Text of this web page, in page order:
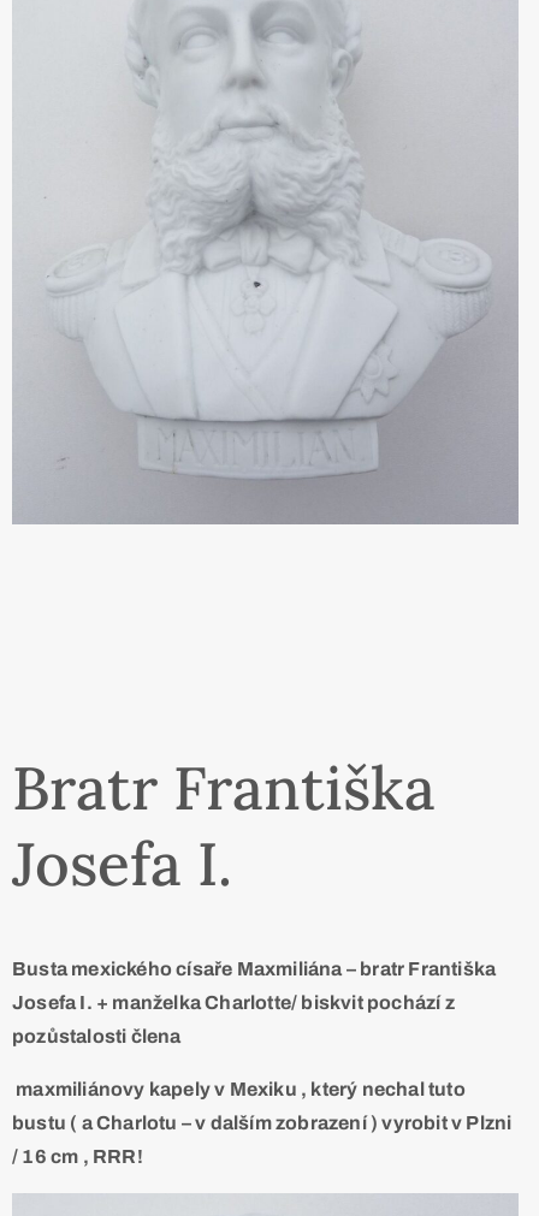
Bratr Františka
Josefa I.
Busta mexického císaře Maxmiliána – bratr Františka
Josefa I. + manželka Charlotte/ biskvit pochází z
pozůstalosti člena
maxmiliánovy kapely v Mexiku , který nechal tuto
bustu ( a Charlotu – v dalším zobrazení ) vyrobit v Plzni
/ 16 cm , RRR!